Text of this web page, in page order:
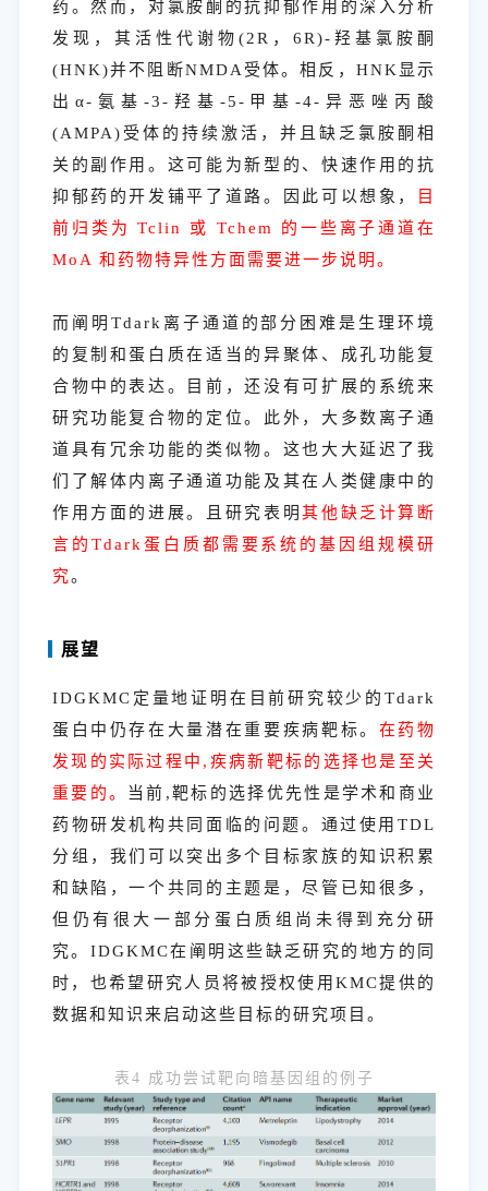
药。然而，对氯胺酮的抗抑郁作用的深入分析
发现，其活性代谢物(2R，6R)-羟基氯胺酮
(HNK)并不阻断NMDA受体。相反，HNK显示
出α-氨基-3-羟基-5-甲基-4-异恶唑丙酸
(AMPA)受体的持续激活，并且缺乏氯胺酮相
关的副作用。这可能为新型的、快速作用的抗
抑郁药的开发铺平了道路。因此可以想象，
目
前归类为 Tclin 或 Tchem 的一些离子通道在
MoA 和药物特异性方面需要进一步说明。
而阐明Tdark离子通道的部分困难是生理环境
的复制和蛋白质在适当的异聚体、成孔功能复
合物中的表达。目前，还没有可扩展的系统来
研究功能复合物的定位。此外，大多数离子通
道具有冗余功能的类似物。这也大大延迟了我
们了解体内离子通道功能及其在人类健康中的
作用方面的进展。且研究表明其他缺乏计算断
言的Tdark蛋白质都需要系统的基因组规模研
究。
展望
IDGKMC定量地证明在目前研究较少的Tdark
蛋白中仍存在大量潜在重要疾病靶标。 在药物
发现的实际过程中,疾病新靶标的选择也是至关
重要的。
当前,靶标的选择优先性是学术和商业
药物研发机构共同面临的问题。通过使用TDL
分组，我们可以突出多个目标家族的知识积累
和缺陷，一个共同的主题是，尽管已知很多，
但仍有很大一部分蛋白质组尚未得到充分研
究。IDGKMC在阐明这些缺乏研究的地方的同
时，也希望研究人员将被授权使用KMC提供的
数据和知识来启动这些目标的研究项目。
表4 成功尝试靶向暗基因组的例子